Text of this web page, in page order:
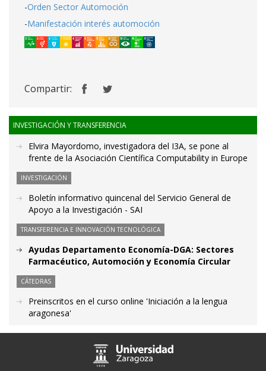
-Orden Sector Automoción
-Manifestación interés automoción
Compartir:
INVESTIGACIÓN Y TRANSFERENCIA
Elvira Mayordomo, investigadora del I3A, se pone al
frente de la Asociación Científica Computability in Europe
INVESTIGACIÓN
Boletín informativo quincenal del Servicio General de
Apoyo a la Investigación - SAI
TRANSFERENCIA E INNOVACIÓN TECNOLÓGICA
Ayudas Departamento Economía-DGA: Sectores
Farmacéutico, Automoción y Economía Circular
CÁTEDRAS
Preinscritos en el curso online 'Iniciación a la lengua
aragonesa'